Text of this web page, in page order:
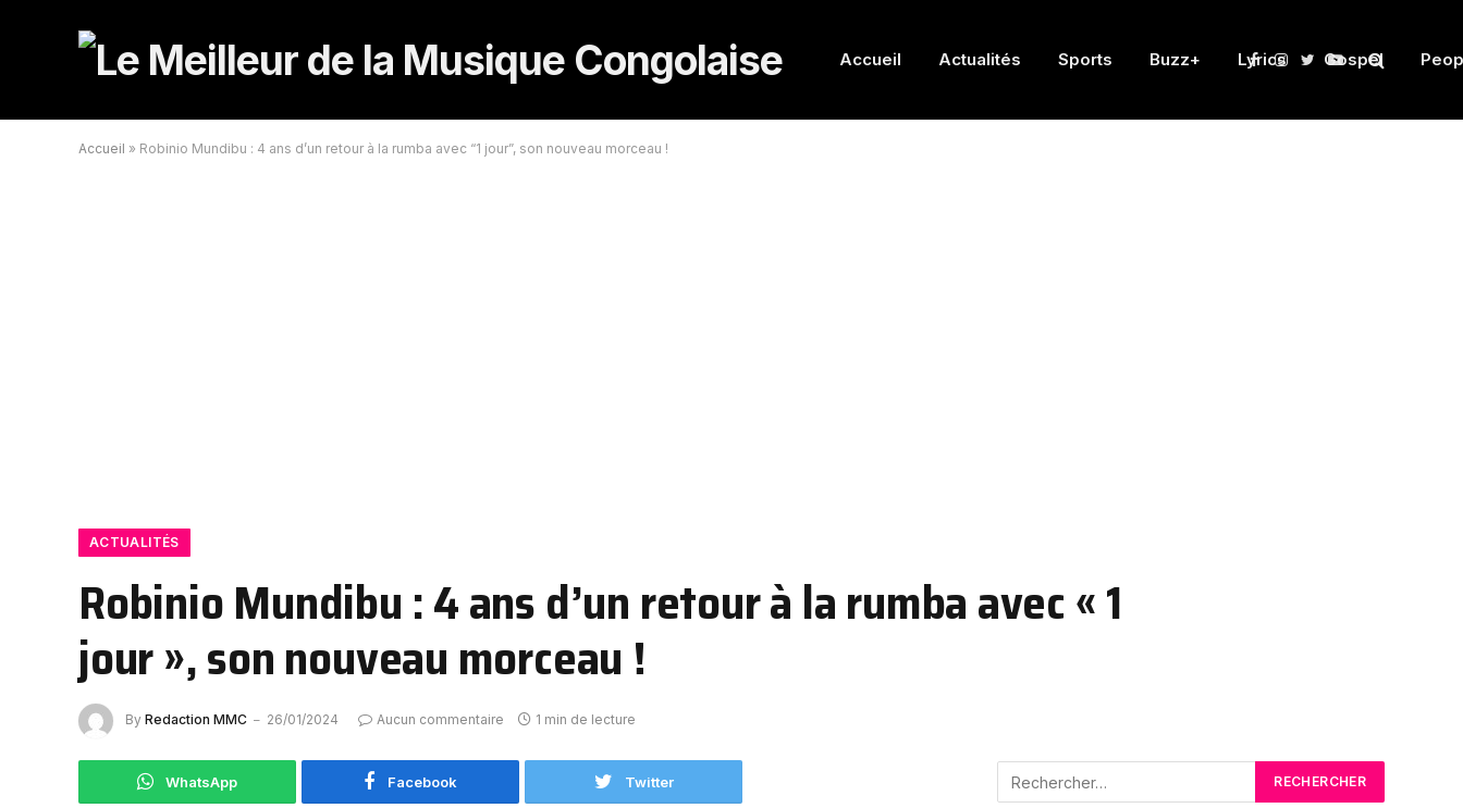
Accueil Actualités Sports Buzz+ Lyrics Gospel
Facebook
Instagram
TwitterYouTube
Accueil » Robinio Mundibu : 4 ans d’un retour à la rumba avec “1 jour”, son nouveau morceau !
ACTUALITÉS
Robinio Mundibu : 4 ans d’un retour à la rumba avec « 1
jour », son nouveau morceau !
By Redaction MMC 26/01/2024 Aucun commentaire 1 min de lecture
WhatsApp Facebook Twitter